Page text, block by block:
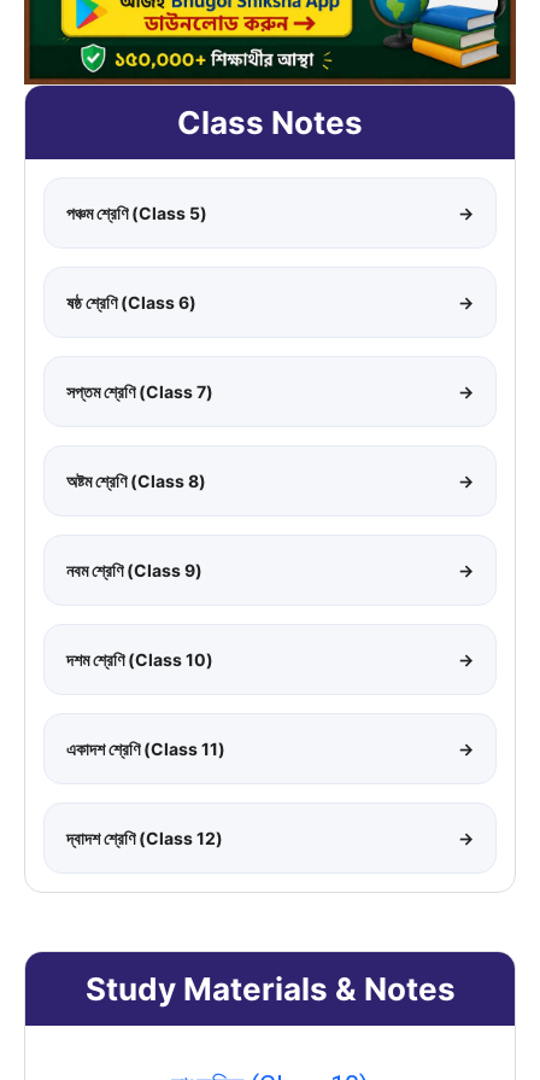
Class Notes
পঞ্চম শ্রেণি (Class 5) →
ষষ্ঠ শ্রেণি (Class 6) →
সপ্তম শ্রেণি (Class 7) →
অষ্টম শ্রেণি (Class 8) →
নবম শ্রেণি (Class 9) →
দশম শ্রেণি (Class 10) →
একাদশ শ্রেণি (Class 11) →
দ্বাদশ শ্রেণি (Class 12) →
Study Materials & Notes